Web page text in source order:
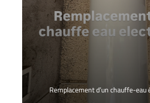
Remplacement d’un chauffe-eau